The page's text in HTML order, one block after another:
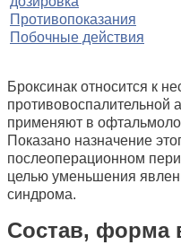
Противопоказания
Побочные действия
Броксинак относится к
противовоспалительной
применяют в
Показано назначение
послеоперационном
целью уменьшения
синдрома.
Состав, форма